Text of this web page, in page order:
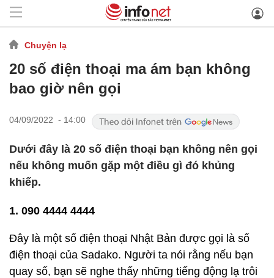
Chuyện lạ
20 số điện thoại ma ám bạn không
bao giờ nên gọi
04/09/2022 - 14:00
Dưới đây là 20 số điện thoại bạn không nên gọi
nếu không muốn gặp một điều gì đó khủng
khiếp.
1. 090 4444 4444
Đây là một số điện thoại Nhật Bản được gọi là số
điện thoại của Sadako. Người ta nói rằng nếu bạn
quay số, bạn sẽ nghe thấy những tiếng động lạ trôi